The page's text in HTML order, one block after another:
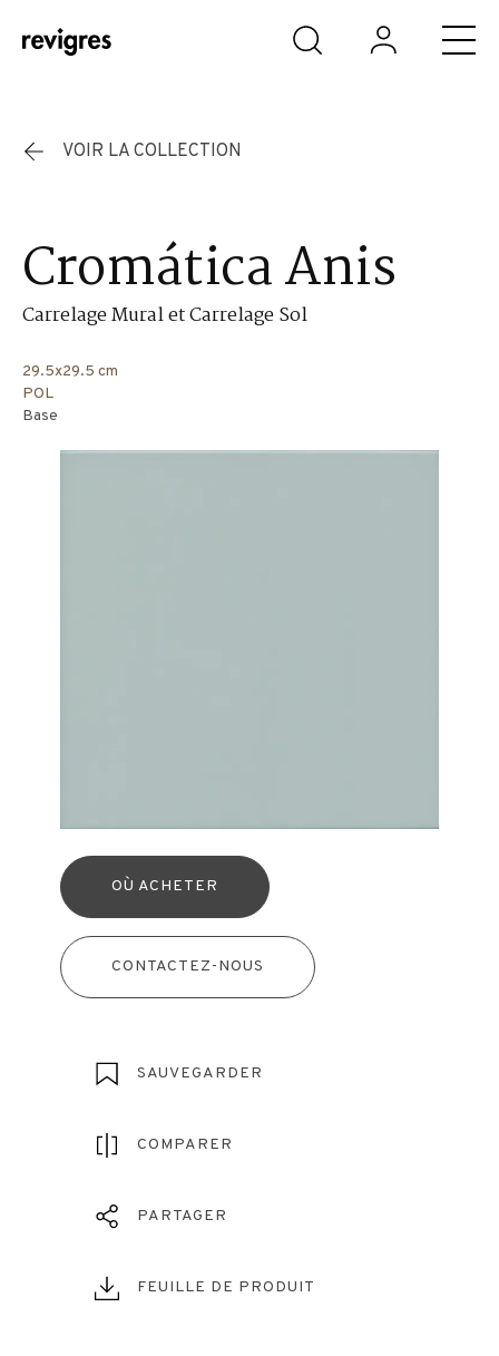
Aller au contenu principal
VOIR LA COLLECTION
Cromática Anis
Carrelage Mural et Carrelage Sol
29.5x29.5 cm
POL
Base
OÙ ACHETER
CONTACTEZ-NOUS
SAUVEGARDER
COMPARER
PARTAGER
FEUILLE DE PRODUIT